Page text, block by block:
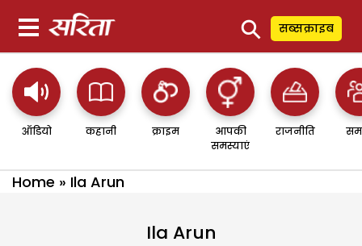
⚲ सब्सक्राइब
ऑडियो कहानी क्राइम
आपकी
समस्याएं
राजनीति
Home » Ila Arun
Ila Arun